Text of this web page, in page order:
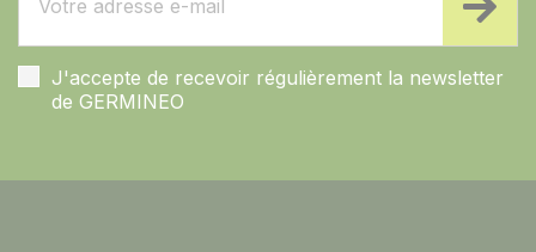
J'accepte de recevoir régulièrement la newsletter
de GERMINEO